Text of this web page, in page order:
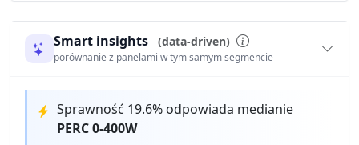
Smart insights (data-driven)
porównanie z panelami w tym samym segmencie
Sprawność 19.6% odpowiada medianie
PERC 0-400W